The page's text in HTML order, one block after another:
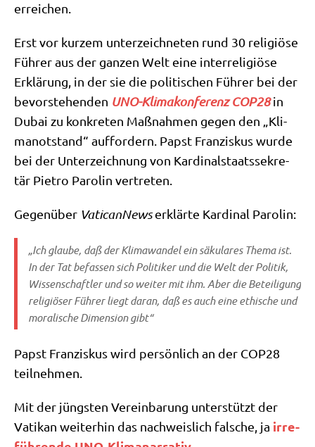
erreichen.
Erst vor kur­zem unter­zeich­ne­ten rund 30 reli­giö­se
Füh­rer aus der gan­zen Welt eine inter­re­li­giö­se
Erklä­rung, in der sie die poli­ti­schen Füh­rer bei der
bevor­ste­hen­den UNO-Kli­ma­kon­fe­renz COP28in
Dubai zu kon­kre­ten Maß­nah­men gegen den „Kli­
ma­not­stand“ auf­for­dern. Papst Fran­zis­kus wur­de
bei der Unter­zeich­nung von Kar­di­nal­staats­se­kre­
tär Pie­tro Paro­lin vertreten.
Gegen­über Vati­can­Newserklär­te Kar­di­nal Parolin:
„Ich glau­be, daß der Kli­ma­wan­del ein säku­la­res The­ma ist.
In der Tat befas­sen sich Poli­ti­ker und die Welt der Poli­tik,
Wis­sen­schaft­ler und so wei­ter mit ihm. Aber die Betei­li­gung
reli­giö­ser Füh­rer liegt dar­an, daß es auch eine ethi­sche und
mora­li­sche Dimen­si­on gibt“
Papst Fran­zis­kus wird per­sön­lich an der COP28
teilnehmen.
Mit der jüng­sten Ver­ein­ba­rung unter­stützt der
Vati­kan wei­ter­hin das nach­weis­lich fal­sche, ja irre­